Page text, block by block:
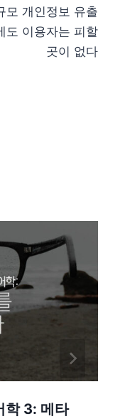
모 개인정보 유출
도 이용자는 피할
곳이 없다
학 3: 메타